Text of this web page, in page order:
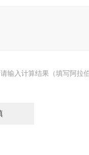
请输入计算结果（填写阿拉